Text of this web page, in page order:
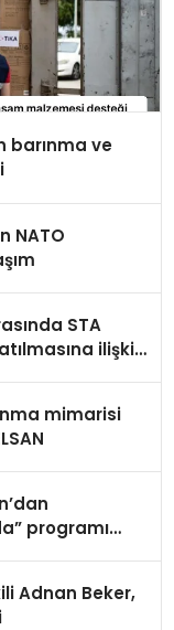
barınma ve
NATO
STA
ilişkin
mimarisi
programı
Adnan Beker,